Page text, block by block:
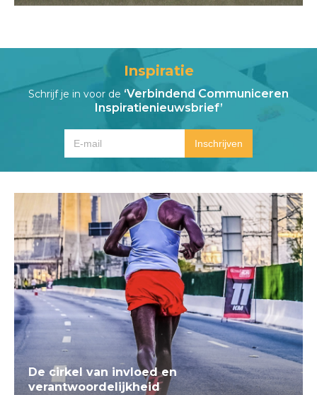
Inspiratie
Schrijf je in voor de ‘Verbindend Communiceren
Inspiratienieuwsbrief’
De cirkel van invloed en
verantwoordelijkheid